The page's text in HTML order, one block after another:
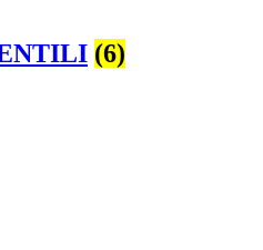
(6)